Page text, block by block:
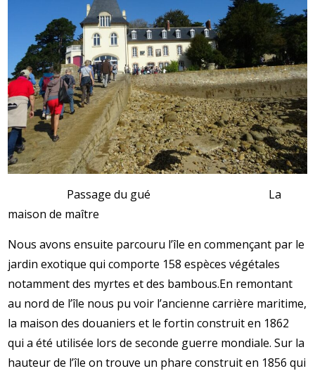
Passage du gué La
maison de maître
Nous avons ensuite parcouru l’île en commençant par le
jardin exotique qui comporte 158 espèces végétales
notamment des myrtes et des bambous.En remontant
au nord de l’île nous pu voir l’ancienne carrière maritime,
la maison des douaniers et le fortin construit en 1862
qui a été utilisée lors de seconde guerre mondiale. Sur la
hauteur de l’île on trouve un phare construit en 1856 qui